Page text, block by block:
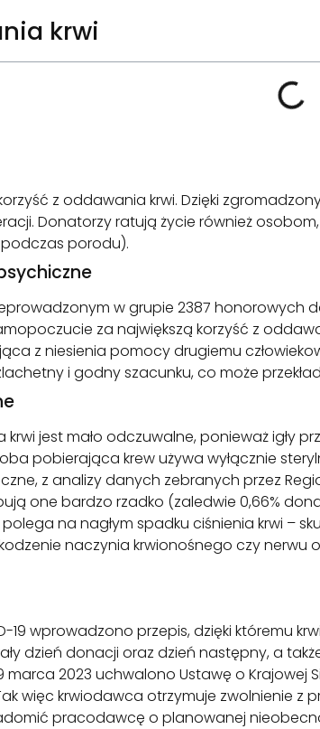
krwi
z oddawania krwi. Dzięki
Donatorzy ratują życie również
podczas porodu).
w grupie 2387 honorowych
za największą korzyść z
z niesienia pomocy drugiemu
i godny szacunku, co może
krwi jest mało odczuwalne, ponieważ
pobierająca krew używa wyłącznie
z analizy danych zebranych przez
one bardzo rzadko (zaledwie 0,66%
na nagłym spadku ciśnienia krwi –
naczynia krwionośnego czy
19 wprowadzono przepis, dzięki któremu
dzień donacji oraz dzień następny, a
marca 2023 uchwalono Ustawę o Krajowej
więc krwiodawca otrzymuje zwolnienie
pracodawcę o planowanej